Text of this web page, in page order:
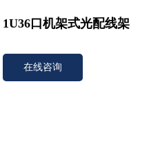
1U36口机架式光配线架
在线咨询